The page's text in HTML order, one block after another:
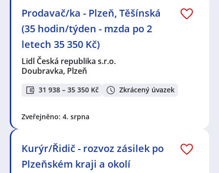
Prodavač/ka - Plzeň, Těšínská
(35 hodin/týden - mzda po 2
letech 35 350 Kč)
Lidl Česká republika s.r.o.
Doubravka, Plzeň
31 938 – 35 350 Kč Zkrácený úvazek
Zveřejněno: 4. srpna
Kurýr/Řidič - rozvoz zásilek po
Plzeňském kraji a okolí